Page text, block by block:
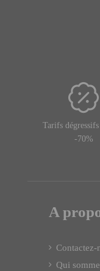
Tarifs
-70%
A
Contactez-
Qui